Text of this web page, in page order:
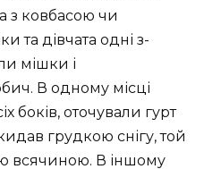
з ковбасою чи
та дівчата одні з-
мішки і
В одному місці
боків, оточували гурт
грудкою снігу, той
всячиною. В іншому